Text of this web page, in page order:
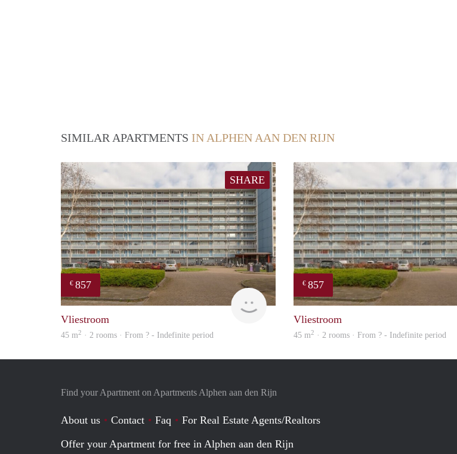
SIMILAR APARTMENTS IN ALPHEN AAN DEN RIJN
SHARE
€ 857
Woning
Vliestroom
45 m2 · 2 rooms · From ? - Indefinite period
€ 857
Vliestroom
45 m2 · 2 rooms · From ? - Indefinite period
Find your Apartment on Apartments Alphen aan den Rijn
About us Contact Faq
For Real Estate Agents/Realtors
Offer your Apartment for free in Alphen aan den Rijn